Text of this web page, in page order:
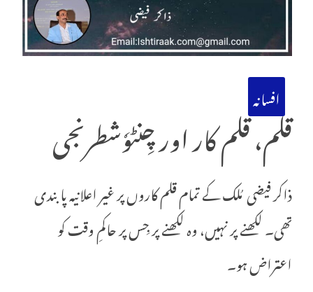
افسانہ
قلم، قلم کار اور چِنٹوٗشطرنجی
ذاکر فیضی مُلک کے تمام قلم کاروں پر غیر اعلانیہ پابندی
تھی۔ لکھنے پر نہیں، وہ لکھنے پر جِس پر حاکمِ وقت کو
اعتراض ہو۔